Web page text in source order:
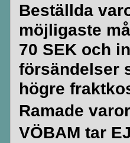
Beställda
möjligaste
70 SEK och
försändelser
högre
Ramade
VÖBAM tar